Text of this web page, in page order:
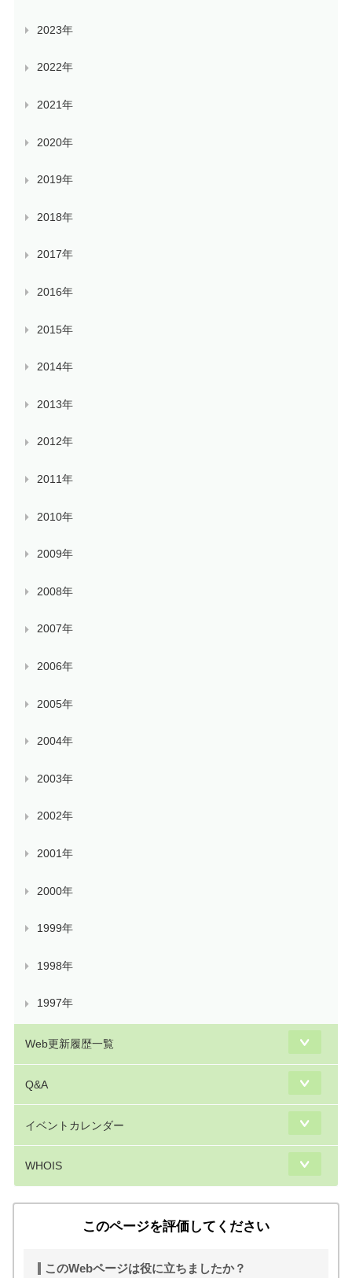
2023年
2022年
2021年
2020年
2019年
2018年
2017年
2016年
2015年
2014年
2013年
2012年
2011年
2010年
2009年
2008年
2007年
2006年
2005年
2004年
2003年
2002年
2001年
2000年
1999年
1998年
1997年
Web更新履歴一覧
Q&A
イベントカレンダー
WHOIS
このページを評価してください
このWebページは役に立ちましたか？